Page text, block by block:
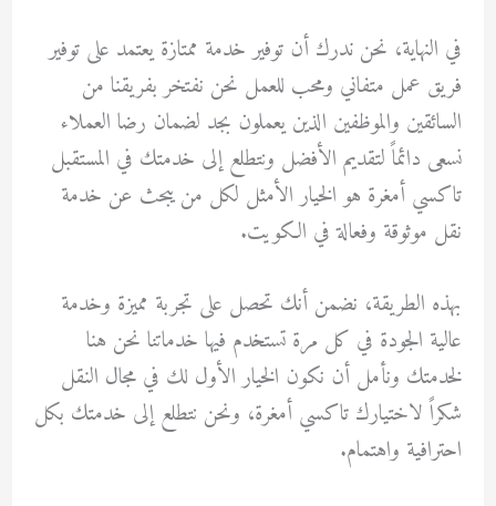
في النهاية، نحن ندرك أن توفير خدمة ممتازة يعتمد على توفير
فريق عمل متفاني ومحب للعمل نحن نفتخر بفريقنا من
السائقين والموظفين الذين يعملون بجد لضمان رضا العملاء
نسعى دائماً لتقديم الأفضل ونتطلع إلى خدمتك في المستقبل
تاكسي أمغرة هو الخيار الأمثل لكل من يبحث عن خدمة
نقل موثوقة وفعالة في الكويت.
بهذه الطريقة، نضمن أنك تحصل على تجربة مميزة وخدمة
عالية الجودة في كل مرة تستخدم فيها خدماتنا نحن هنا
لخدمتك ونأمل أن نكون الخيار الأول لك في مجال النقل
شكراً لاختيارك تاكسي أمغرة، ونحن نتطلع إلى خدمتك بكل
احترافية واهتمام.